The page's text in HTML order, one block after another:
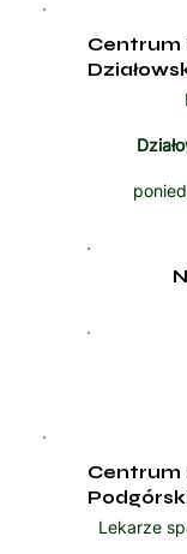
Centrum
Centrum
Lekarze